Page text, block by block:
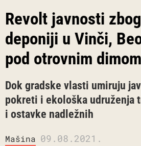
Revolt javnosti
deponiji u Vinči,
pod otrovnim dimom
Dok gradske vlasti umiruju
pokreti i ekološka udruženja
i ostavke nadležnih
Mašina 09.08.2021.